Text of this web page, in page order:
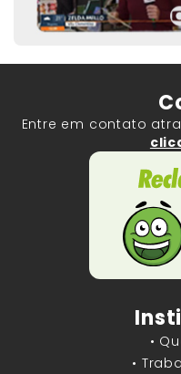
Entre em contato
•
•